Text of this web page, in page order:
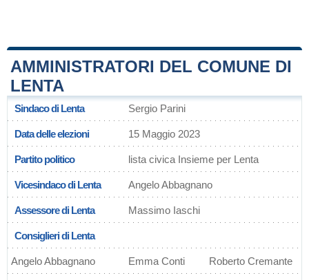
AMMINISTRATORI DEL COMUNE DI
LENTA
Sindaco di Lenta Sergio Parini
Data delle elezioni 15 Maggio 2023
Partito politico lista civica Insieme per Lenta
Vicesindaco di Lenta Angelo Abbagnano
Assessore di Lenta Massimo Iaschi
Consiglieri di Lenta
Angelo Abbagnano Emma Conti Roberto Cremante